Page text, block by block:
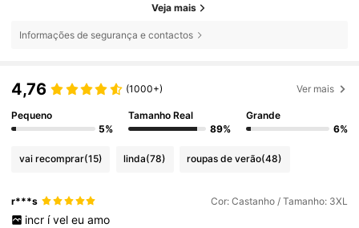
Veja mais
Informações de segurança e contactos
4,76 (1000+) Ver mais
Pequeno
5%
Tamanho Real
89%
Grande
6%
vai recomprar(15) linda(78) roupas de verão(48)
r***s Cor: Castanho / Tamanho: 3XL
incr ível eu amo